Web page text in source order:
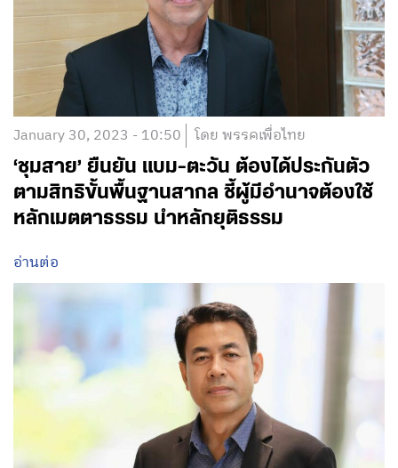
January 30, 2023 - 10:50 โดย พรรคเพื่อไทย
‘ชุมสาย’ ยืนยัน แบม-ตะวัน ต้องได้ประกันตัว
ตามสิทธิขั้นพื้นฐานสากล ชี้ผู้มีอำนาจต้องใช้
หลักเมตตาธรรม นำหลักยุติธรรม
อ่านต่อ